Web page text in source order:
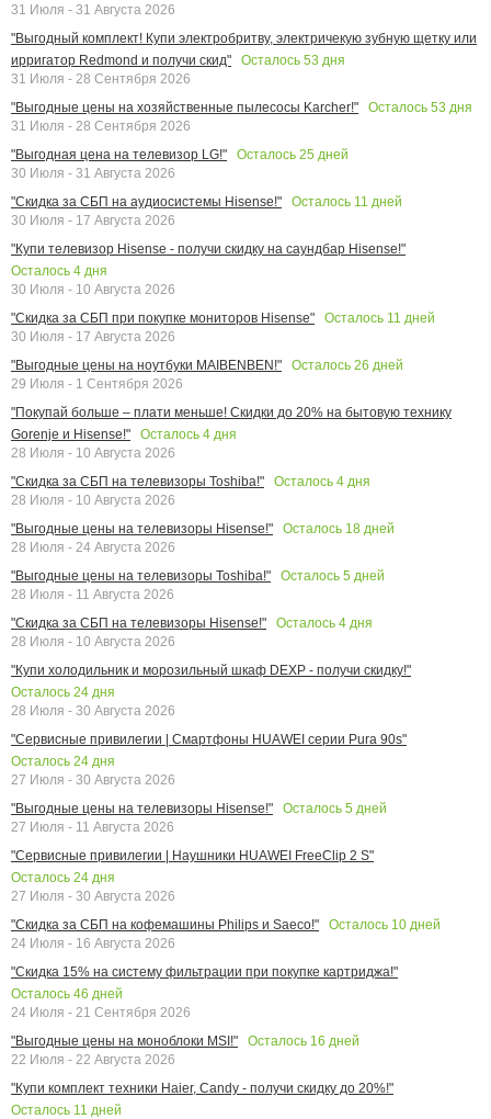
31 Июля - 31 Августа 2026
"Выгодный комплект! Купи электробритву, электричекую зубную щетку или
ирригатор Redmond и получи скид"
Осталось 53 дня
31 Июля - 28 Сентября 2026
"Выгодные цены на хозяйственные пылесосы Karcher!"
Осталось 53 дня
31 Июля - 28 Сентября 2026
"Выгодная цена на телевизор LG!"
Осталось 25 дней
30 Июля - 31 Августа 2026
"Скидка за СБП на аудиосистемы Hisense!"
Осталось 11 дней
30 Июля - 17 Августа 2026
"Купи телевизор Hisense - получи скидку на саундбар Hisense!"
Осталось 4 дня
30 Июля - 10 Августа 2026
"Скидка за СБП при покупке мониторов Hisense"
Осталось 11 дней
30 Июля - 17 Августа 2026
"Выгодные цены на ноутбуки MAIBENBEN!"
Осталось 26 дней
29 Июля - 1 Сентября 2026
"Покупай больше – плати меньше! Скидки до 20% на бытовую технику
Gorenje и Hisense!"
Осталось 4 дня
28 Июля - 10 Августа 2026
"Скидка за СБП на телевизоры Toshiba!"
Осталось 4 дня
28 Июля - 10 Августа 2026
"Выгодные цены на телевизоры Hisense!"
Осталось 18 дней
28 Июля - 24 Августа 2026
"Выгодные цены на телевизоры Toshiba!"
Осталось 5 дней
28 Июля - 11 Августа 2026
"Скидка за СБП на телевизоры Hisense!"
Осталось 4 дня
28 Июля - 10 Августа 2026
"Купи холодильник и морозильный шкаф DEXP - получи скидку!"
Осталось 24 дня
28 Июля - 30 Августа 2026
"Сервисные привилегии | Смартфоны HUAWEI серии Pura 90s"
Осталось 24 дня
27 Июля - 30 Августа 2026
"Выгодные цены на телевизоры Hisense!"
Осталось 5 дней
27 Июля - 11 Августа 2026
"Сервисные привилегии | Наушники HUAWEI FreeClip 2 S"
Осталось 24 дня
27 Июля - 30 Августа 2026
"Скидка за СБП на кофемашины Philips и Saeco!"
Осталось 10 дней
24 Июля - 16 Августа 2026
"Скидка 15% на систему фильтрации при покупке картриджа!"
Осталось 46 дней
24 Июля - 21 Сентября 2026
"Выгодные цены на моноблоки MSI!"
Осталось 16 дней
22 Июля - 22 Августа 2026
"Купи комплект техники Haier, Candy - получи скидку до 20%!"
Осталось 11 дней